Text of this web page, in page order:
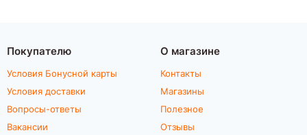
Покупателю
Условия Бонусной карты
Условия доставки
Вопросы-ответы
Вакансии
О магазине
Контакты
Магазины
Полезное
Отзывы